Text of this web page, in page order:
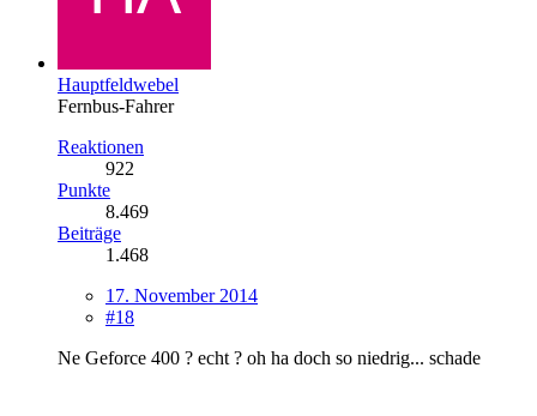
Hauptfeldwebel
Fernbus-Fahrer
Reaktionen
922
Punkte
8.469
Beiträge
1.468
17. November 2014
#18
Ne Geforce 400 ? echt ? oh ha doch so niedrig... schade